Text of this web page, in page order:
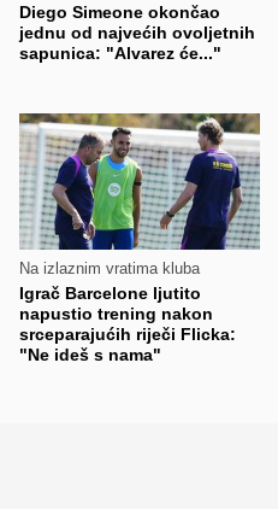
Diego Simeone okončao
jednu od najvećih ovoljetnih
sapunica: "Alvarez će..."
Na izlaznim vratima kluba
Igrač Barcelone ljutito
napustio trening nakon
srceparajućih riječi Flicka:
"Ne ideš s nama"